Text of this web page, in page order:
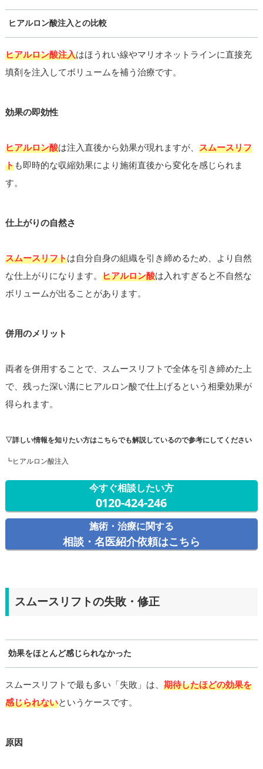
ヒアルロン酸注入との比較
ヒアルロン酸注入はほうれい線やマリオネットラインに直接充
填剤を注入してボリュームを補う治療です。
効果の即効性
ヒアルロン酸は注入直後から効果が現れますが、 スムースリフ
トも即時的な収縮効果により施術直後から変化を感じられま
す。
仕上がりの自然さ
スムースリフトは自分自身の組織を引き締めるため、より自然
な仕上がりになります。 ヒアルロン酸は入れすぎると不自然な
ボリュームが出ることがあります。
併用のメリット
両者を併用することで、スムースリフトで全体を引き締めた上
で、残った深い溝にヒアルロン酸で仕上げるという相乗効果が
得られます。
▽詳しい情報を知りたい方はこちらでも解説しているので参考にしてください
┗ヒアルロン酸注入
今すぐ相談したい方
0120-424-246
施術・治療に関する
相談・名医紹介依頼はこちら
スムースリフトの失敗・修正
効果をほとんど感じられなかった
スムースリフトで最も多い「失敗」は、 期待したほどの効果を
感じられないというケースです。
原因